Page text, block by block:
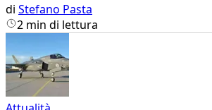
di Stefano Pasta
2 min di lettura